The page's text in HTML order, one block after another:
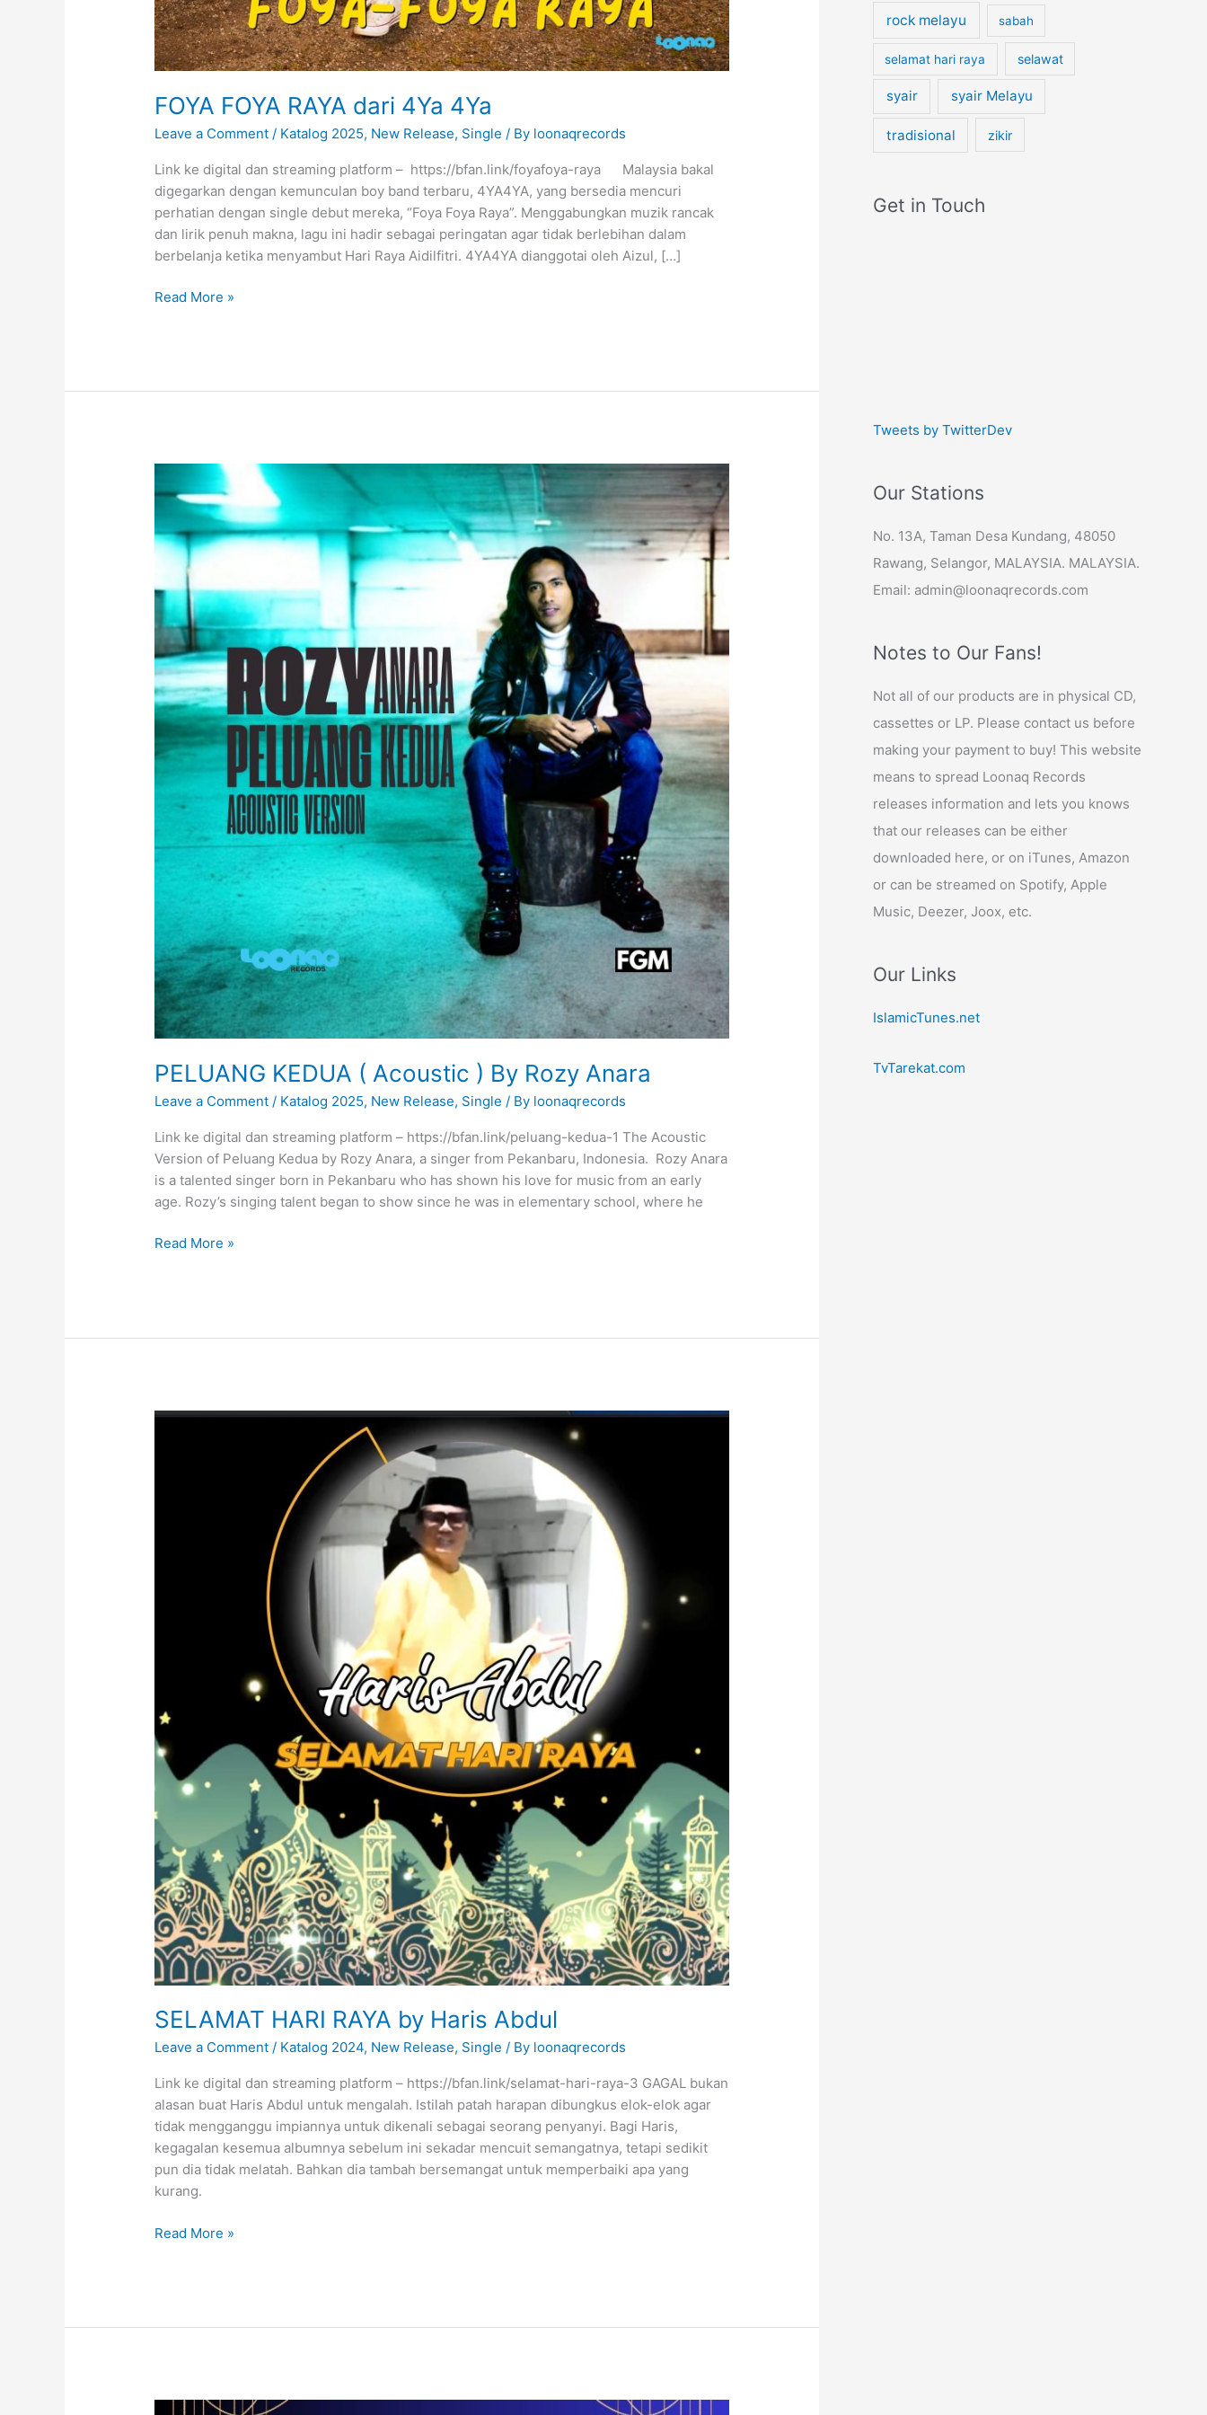
FOYA FOYA RAYA dari 4Ya 4Ya
Leave a Comment / Katalog 2025, New Release, Single / By loonaqrecords
Link ke digital dan streaming platform – https://bfan.link/foyafoya-raya Malaysia bakal
digegarkan dengan kemunculan boy band terbaru, 4YA4YA, yang bersedia mencuri
perhatian dengan single debut mereka, “Foya Foya Raya”. Menggabungkan muzik rancak
dan lirik penuh makna, lagu ini hadir sebagai peringatan agar tidak berlebihan dalam
berbelanja ketika menyambut Hari Raya Aidilfitri. 4YA4YA dianggotai oleh Aizul, […]
Read More »
PELUANG KEDUA ( Acoustic ) By Rozy Anara
Leave a Comment / Katalog 2025, New Release, Single / By loonaqrecords
Link ke digital dan streaming platform – https://bfan.link/peluang-kedua-1 The Acoustic
Version of Peluang Kedua by Rozy Anara, a singer from Pekanbaru, Indonesia. Rozy Anara
is a talented singer born in Pekanbaru who has shown his love for music from an early
age. Rozy’s singing talent began to show since he was in elementary school, where he
KEDUA
Acoustic
Rozy
Anara
Read More »
SELAMAT HARI RAYA by Haris Abdul
Leave a Comment / Katalog 2024, New Release, Single / By loonaqrecords
Link ke digital dan streaming platform – https://bfan.link/selamat-hari-raya-3 GAGAL bukan
alasan buat Haris Abdul untuk mengalah. Istilah patah harapan dibungkus elok-elok agar
tidak mengganggu impiannya untuk dikenali sebagai seorang penyanyi. Bagi Haris,
kegagalan kesemua albumnya sebelum ini sekadar mencuit semangatnya, tetapi sedikit
pun dia tidak melatah. Bahkan dia tambah bersemangat untuk memperbaiki apa yang
kurang.
SELAMAT
Read More »
BERMAAFANLAH
rock melayu sabah
selamat hari raya selawat
syair syair Melayu
tradisional zikir
Get in Touch
Tweets by TwitterDev
Our Stations
No. 13A, Taman Desa Kundang, 48050
Rawang, Selangor, MALAYSIA. MALAYSIA.
Email: admin@loonaqrecords.com
Notes to Our Fans!
Not all of our products are in physical CD,
cassettes or LP. Please contact us before
making your payment to buy! This website
means to spread Loonaq Records
releases information and lets you knows
that our releases can be either
downloaded here, or on iTunes, Amazon
or can be streamed on Spotify, Apple
Music, Deezer, Joox, etc.
Our Links
IslamicTunes.net
TvTarekat.com